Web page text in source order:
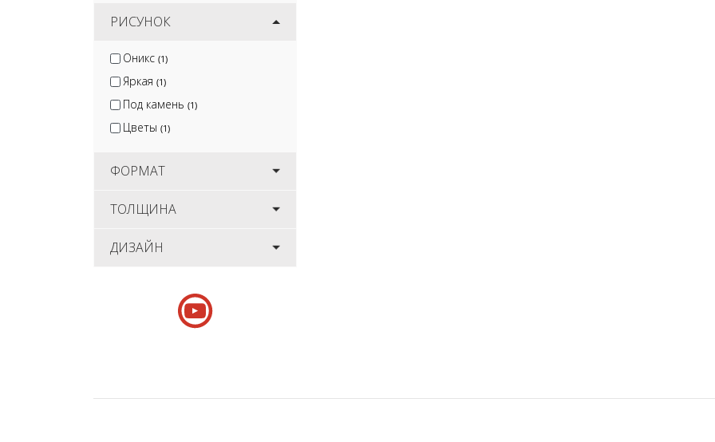
РИСУНОК
Оникс (1)
Яркая (1)
Под камень (1)
Цветы (1)
ФОРМАТ
ТОЛЩИНА
ДИЗАЙН